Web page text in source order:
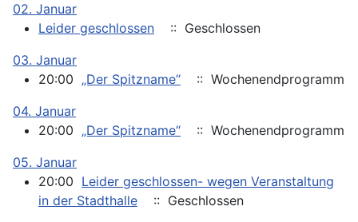
02. Januar
Leider geschlossen
:: Geschlossen
03. Januar
20:00 „Der Spitzname“
:: Wochenendprogramm
04. Januar
20:00 „Der Spitzname“
:: Wochenendprogramm
05. Januar
20:00 Leider geschlossen- wegen Veranstaltung
in der Stadthalle
:: Geschlossen